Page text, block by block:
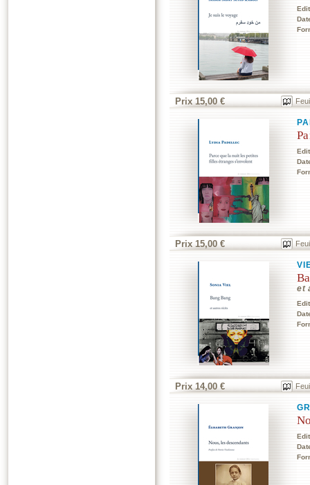
Prix 15,00 €
Prix 15,00 €
et
Prix 14,00 €